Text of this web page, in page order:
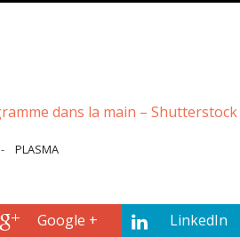
dans la main – Shutterstock
- PLASMA
Google + LinkedIn